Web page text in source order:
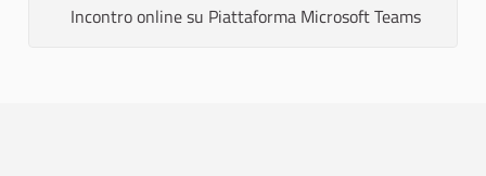
Incontro online su Piattaforma Microsoft Teams